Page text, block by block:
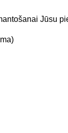
Jūsu